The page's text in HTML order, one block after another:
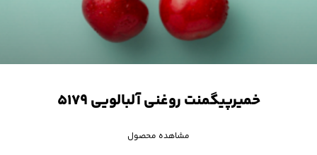
خمیرپیگمنت روغنی آلبالویی ۵۱۷۹
مشاهده محصول